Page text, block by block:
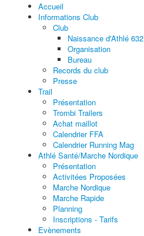
Accueil
Informations Club
Club
Naissance d'Athlé 632
Organisation
Bureau
Records du club
Presse
Trail
Présentation
Trombi Trailers
Achat maillot
Calendrier FFA
Calendrier Running Mag
Athlé Santé/Marche Nordique
Présentation
Activitées Proposées
Marche Nordique
Marche Rapide
Planning
Inscriptions - Tarifs
Evènements